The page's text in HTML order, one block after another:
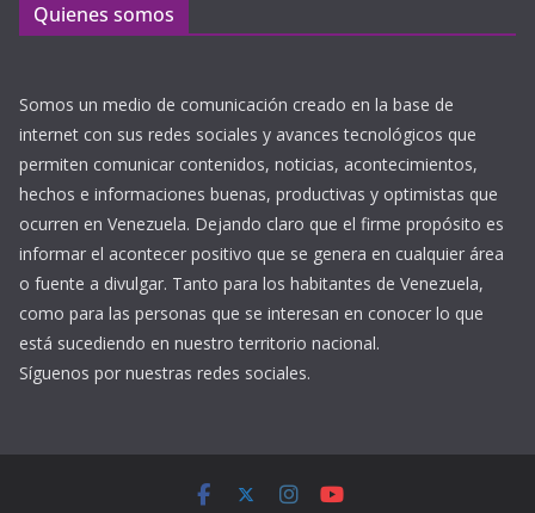
Quienes somos
Somos un medio de comunicación creado en la base de
internet con sus redes sociales y avances tecnológicos que
permiten comunicar contenidos, noticias, acontecimientos,
hechos e informaciones buenas, productivas y optimistas que
ocurren en Venezuela. Dejando claro que el firme propósito es
informar el acontecer positivo que se genera en cualquier área
o fuente a divulgar. Tanto para los habitantes de Venezuela,
como para las personas que se interesan en conocer lo que
está sucediendo en nuestro territorio nacional.
Síguenos por nuestras redes sociales.